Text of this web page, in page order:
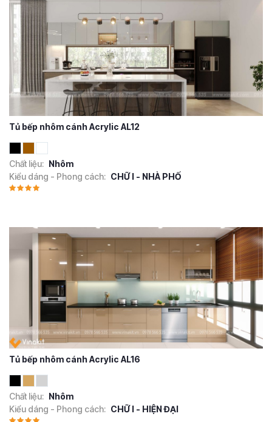
Tủ bếp nhôm cánh Acrylic AL12
Chất liệu: Nhôm
Kiểu dáng - Phong cách: CHỮ I - NHÀ PHỐ
Tủ bếp nhôm cánh Acrylic AL16
Chất liệu: Nhôm
Kiểu dáng - Phong cách: CHỮ I - HIỆN ĐẠI